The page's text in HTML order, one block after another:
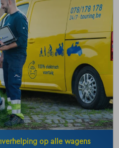
op alle wagens